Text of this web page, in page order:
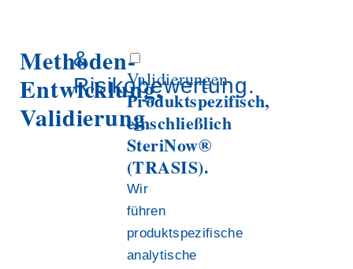
Methoden-
Entwicklung,
Validierung
&
Risikobewertung.
Validierungen
Produktspezifisch,
einschließlich
SteriNow®
(TRASIS).
Wir
führen
produktspezifische
analytische